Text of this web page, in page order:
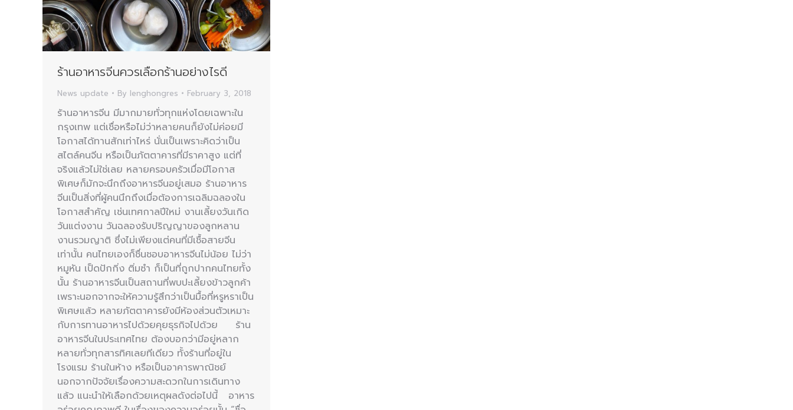
ร้านอาหารจีนควรเลือกร้านอย่างไรดี
News update By lenghongres February 3, 2018
ร้านอาหารจีน มีมากมายทั่วทุกแห่งโดยเฉพาะใน
กรุงเทพ แต่เชื่อหรือไม่ว่าหลายคนก็ยังไม่ค่อยมี
โอกาสได้ทานสักเท่าไหร่ นั่นเป็นเพราะคิดว่าเป็น
สไตล์คนจีน หรือเป็นภัตตาคารที่มีราคาสูง แต่ที่
จริงแล้วไม่ใช่เลย หลายครอบครัวเมื่อมีโอกาส
พิเศษก็มักจะนึกถึงอาหารจีนอยู่เสมอ ร้านอาหาร
จีนเป็นสิ่งที่ผู้คนนึกถึงเมื่อต้องการเฉลิมฉลองใน
โอกาสสำคัญ เช่นเทศกาลปีใหม่ งานเลี้ยงวันเกิด
วันแต่งงาน วันฉลองรับปริญญาของลูกหลาน
งานรวมญาติ ซึ่งไม่เพียงแต่คนที่มีเชื้อสายจีน
เท่านั้น คนไทยเองก็ชื่นชอบอาหารจีนไม่น้อย ไม่ว่า
หมูหัน เป็ดปักกิ่ง ติ่มซำ ก็เป็นที่ถูกปากคนไทยทั้ง
นั้น ร้านอาหารจีนเป็นสถานที่พบปะเลี้ยงข้าวลูกค้า
เพราะนอกจากจะให้ความรู้สึกว่าเป็นมื้อที่หรูหราเป็น
พิเศษแล้ว หลายภัตตาคารยังมีห้องส่วนตัวเหมาะ
กับการทานอาหารไปด้วยคุยธุรกิจไปด้วย ร้าน
อาหารจีนในประเทศไทย ต้องบอกว่ามีอยู่หลาก
หลายทั่วทุกสารทิศเลยทีเดียว ทั้งร้านที่อยู่ใน
โรงแรม ร้านในห้าง หรือเป็นอาคารพาณิชย์
นอกจากปัจจัยเรื่องความสะดวกในการเดินทาง
แล้ว แนะนำให้เลือกด้วยเหตุผลดังต่อไปนี้ อาหาร